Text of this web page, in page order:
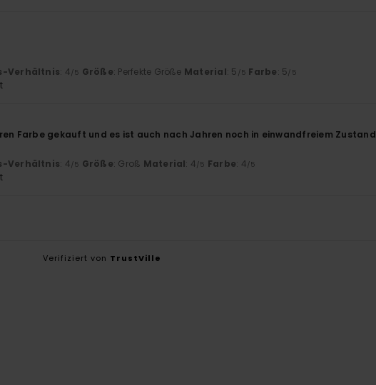
Verhältnis: 4/5 Größe: Perfekte Größe Material: 5 /5 Farbe: 5/5
Farbe gekauft und es ist auch nach Jahren noch in einwandfreiem Zustand
Verhältnis: 4/5 Größe: Groß Material: 4/5 Farbe: 4/5
Verifiziert von TrustVille